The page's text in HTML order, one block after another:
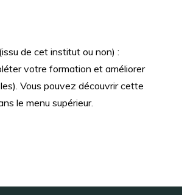
de cet institut ou non) :
votre formation et améliorer
Vous pouvez découvrir cette
le menu supérieur.